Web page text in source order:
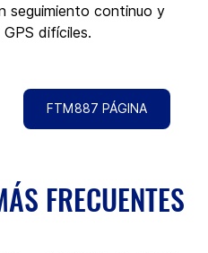
seguimiento continuo y
difíciles.
FTM887 PÁGINA
FRECUENTES